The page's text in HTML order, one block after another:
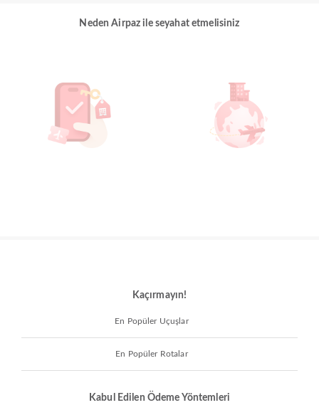
Neden Airpaz ile seyahat etmelisiniz
Kaçırmayın!
En Popüler Uçuşlar
En Popüler Rotalar
Kabul Edilen Ödeme Yöntemleri